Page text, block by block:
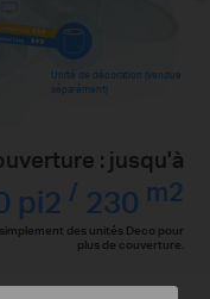
Unité de décoration (vendue
séparément)
: jusqu'à
pi2 / 230 m2
des unités Deco pour
plus de couverture.